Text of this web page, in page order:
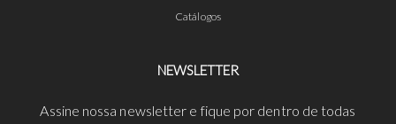
Catálogos
NEWSLETTER
Assine nossa newsletter e fique por dentro de todas